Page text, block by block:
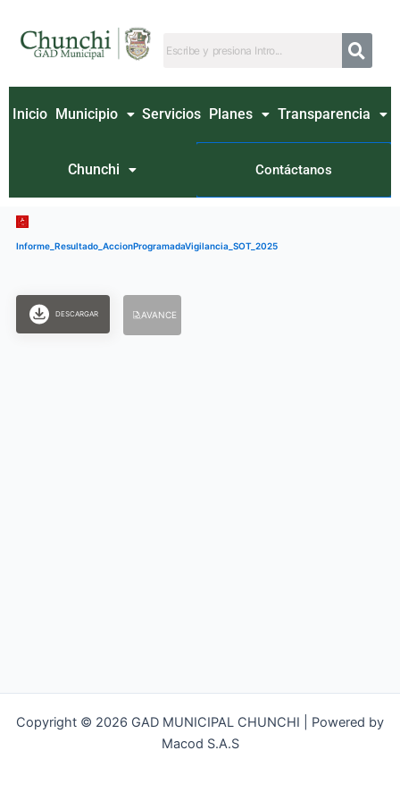
contenido
Inicio Municipio Servicios Planes Transparencia
Chunchi Contáctanos
Informe_Resultado_AccionProgramadaVigilancia_SOT_2025
DESCARGAR AVANCE
Copyright © 2026 GAD MUNICIPAL CHUNCHI | Powered by
Macod S.A.S